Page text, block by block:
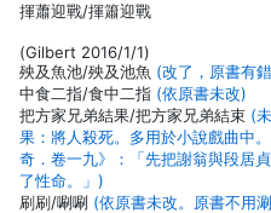
揮蕭迎戰/揮簫迎戰
(Gilbert 2016/1/1)
殃及魚池/殃及池魚 (改了，原書有
中食二指/食中二指 (依原書未改)
把方家兄弟結果/把方家兄弟結束 (
果：將人殺死。多用於小說戲曲中
奇．卷一九》：「先把謝翁與段居
了性命。」)
刷刷/唰唰 (依原書未改。原書不用